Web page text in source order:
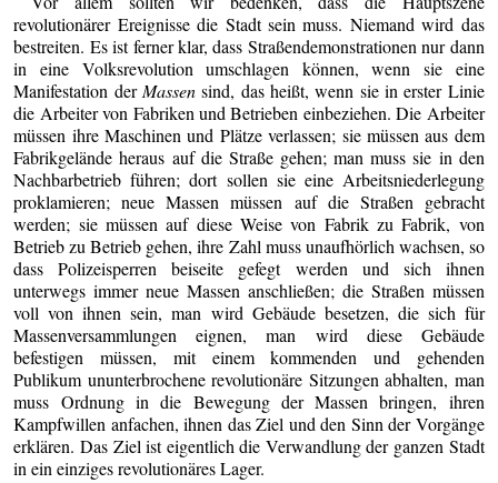
revolutionärer Ereignisse die Stadt sein muss. Niemand wird das
bestreiten. Es ist ferner klar, dass Straßendemonstrationen nur dann
in eine Volksrevolution umschlagen können, wenn sie eine
Manifestation der Massen sind, das heißt, wenn sie in erster Linie
die Arbeiter von Fabriken und Betrieben einbeziehen. Die Arbeiter
müssen ihre Maschinen und Plätze verlassen; sie müssen aus dem
Fabrikgelände heraus auf die Straße gehen; man muss sie in den
Nachbarbetrieb führen; dort sollen sie eine Arbeitsniederlegung
proklamieren; neue Massen müssen auf die Straßen gebracht
werden; sie müssen auf diese Weise von Fabrik zu Fabrik, von
Betrieb zu Betrieb gehen, ihre Zahl muss unaufhörlich wachsen, so
dass Polizeisperren beiseite gefegt werden und sich ihnen
unterwegs immer neue Massen anschließen; die Straßen müssen
voll von ihnen sein, man wird Gebäude besetzen, die sich für
Massenversammlungen eignen, man wird diese Gebäude
befestigen müssen, mit einem kommenden und gehenden
Publikum ununterbrochene revolutionäre Sitzungen abhalten, man
muss Ordnung in die Bewegung der Massen bringen, ihren
Kampfwillen anfachen, ihnen das Ziel und den Sinn der Vorgänge
erklären. Das Ziel ist eigentlich die Verwandlung der ganzen Stadt
in ein einziges revolutionäres Lager.